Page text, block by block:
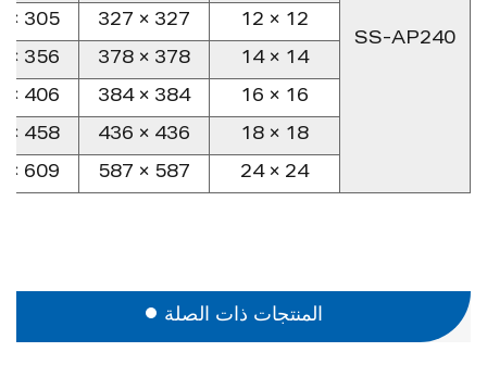
SS-AP240
12 × 12
327 × 327
305 × 305
14 × 14
378 × 378
356 × 356
16 × 16
384 × 384
406 × 406
18 × 18
436 × 436
458 × 458
24 × 24
587 × 587
609 × 609
المنتجات ذات الصلة